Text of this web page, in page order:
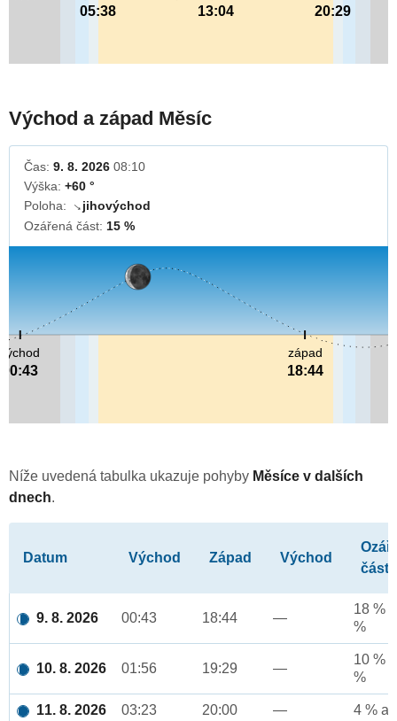
13:04
05:38 20:29
Východ a západ Měsíc
Čas: 9. 8. 2026 08:10
Výška: +60 °
Poloha:
↓jihovýchod
Ozářená část: 15 %
východ
00:43
západ
18:44
Níže uvedená tabulka ukazuje pohyby Měsíce v dalších
dnech.
Datum Východ Západ Východ
část
9. 8. 2026 00:43 18:44 —
18 %
%
10. 8. 2026 01:56 19:29 —
10 %
%
11. 8. 2026 03:23 20:00 — 4 %